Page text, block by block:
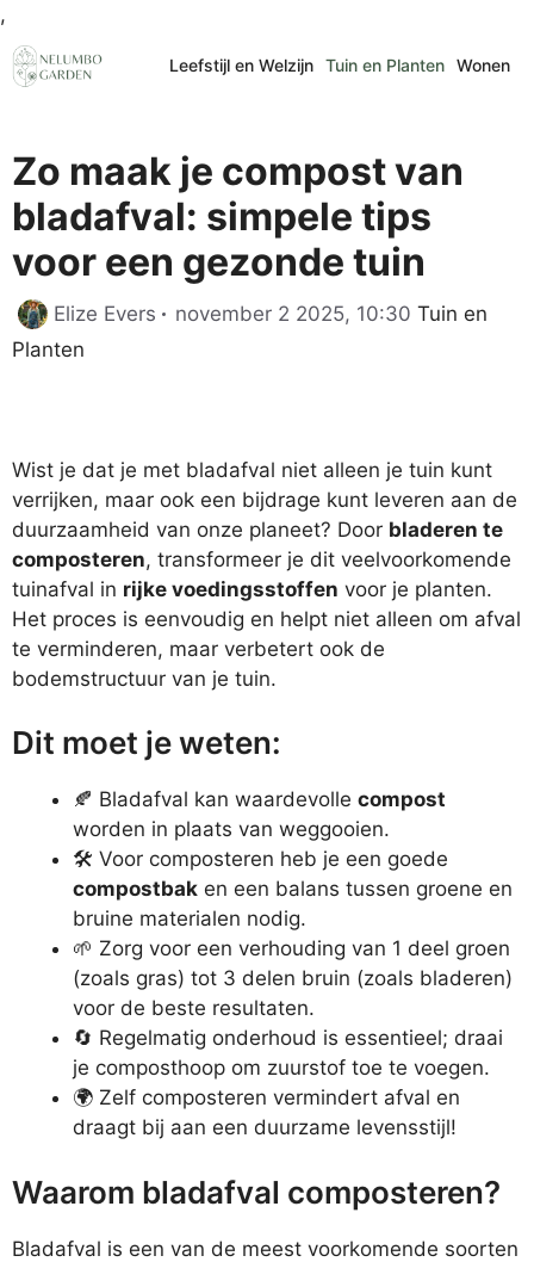
,
naar
de
Leefstijl en Welzijn Tuin en Planten Wonen
Zo maak je compost van
bladafval: simpele tips
voor een gezonde tuin
Elize Evers november 2 2025, 10:30 Categorieën
Tuin en
Planten
Wist je dat je met bladafval niet alleen je tuin kunt
verrijken, maar ook een bijdrage kunt leveren aan de
duurzaamheid van onze planeet? Door bladeren te
composteren, transformeer je dit veelvoorkomende
tuinafval in rijke voedingsstoffen voor je planten.
Het proces is eenvoudig en helpt niet alleen om afval
te verminderen, maar verbetert ook de
bodemstructuur van je tuin.
Dit moet je weten:
🍂 Bladafval kan waardevolle compost
worden in plaats van weggooien.
🛠️ Voor composteren heb je een goede
compostbak en een balans tussen groene en
bruine materialen nodig.
🌱 Zorg voor een verhouding van 1 deel groen
(zoals gras) tot 3 delen bruin (zoals bladeren)
voor de beste resultaten.
🔄 Regelmatig onderhoud is essentieel; draai
je composthoop om zuurstof toe te voegen.
🌍 Zelf composteren vermindert afval en
draagt bij aan een duurzame levensstijl!
Waarom bladafval composteren?
Bladafval is een van de meest voorkomende soorten